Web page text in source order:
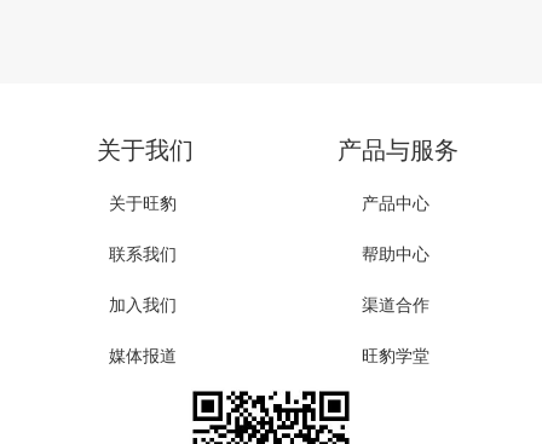
关于我们
关于旺豹
联系我们
加入我们
媒体报道
产品与服务
产品中心
帮助中心
渠道合作
旺豹学堂